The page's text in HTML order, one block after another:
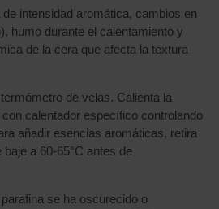
de intensidad aromática, cambios en
humo durante el calentamiento y
de la cera que afecta la textura
de velas. Calienta la
calentador específico controlando
añadir esencias aromáticas, retira
a 60-65°C antes de
se ha oscurecido o